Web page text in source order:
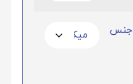
جنس